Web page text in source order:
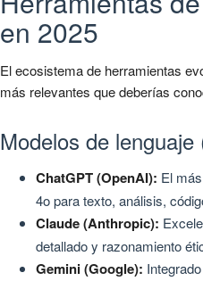
en 2025
El ecosistema de herramientas
más relevantes que deberías
Modelos de lenguaje
ChatGPT (OpenAI): El
4o para texto, análisis,
Claude (Anthropic):
detallado y razonamiento
Gemini (Google):